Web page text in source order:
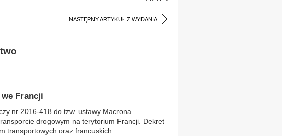
NASTĘPNY ARTYKUŁ Z WYDANIA
Francji
nr 2016-418 do tzw. ustawy Macrona
drogowym na terytorium Francji. Dekret
transportowych oraz francuskich